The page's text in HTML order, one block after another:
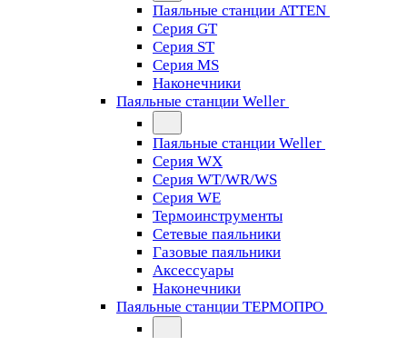
Паяльные станции ATTEN
Серия GT
Серия ST
Серия MS
Наконечники
Паяльные станции Weller
Паяльные станции Weller
Серия WX
Серия WT/WR/WS
Серия WE
Термоинструменты
Сетевые паяльники
Газовые паяльники
Аксессуары
Наконечники
Паяльные станции ТЕРМОПРО